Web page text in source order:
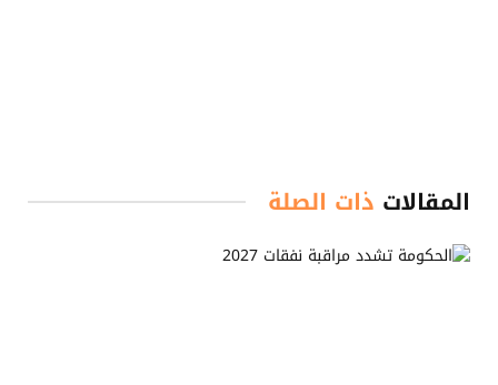
المقالات ذات الصلة